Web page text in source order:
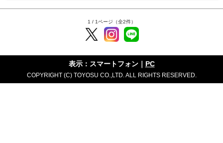
1 / 1ページ（全2件）
表示：スマートフォン｜ PC
COPYRIGHT (C) TOYOSU CO.,LTD. ALL RIGHTS RESERVED.